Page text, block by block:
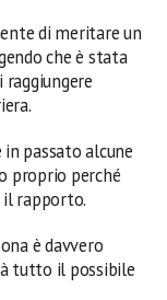
di meritare un
che è stata
passato alcune
proprio perché
il rapporto.
è davvero
tutto il possibile